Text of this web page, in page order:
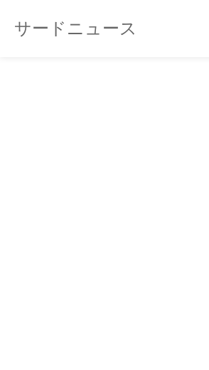
サードニュース